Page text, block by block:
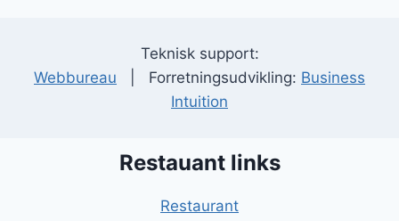
Teknisk support:
Webbureau | Forretningsudvikling: Business
Intuition
Restauant links
Restaurant